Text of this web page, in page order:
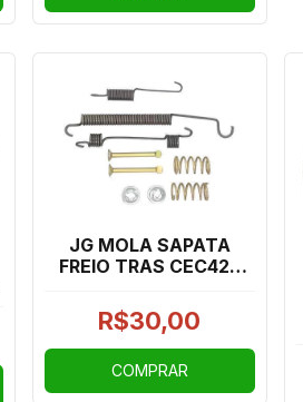
JG MOLA SAPATA
FREIO TRAS CEC422
PALIO, NOVO UNO,
PUNTO (1RODA)
R$30,00
COMPRAR